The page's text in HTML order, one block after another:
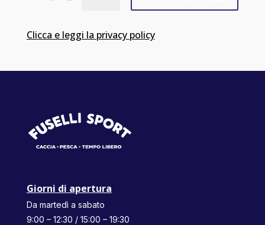
Clicca e leggi la privacy policy
Giorni di apertura
Da martedì a sabato
9:00 – 12:30 / 15:00 – 19:30